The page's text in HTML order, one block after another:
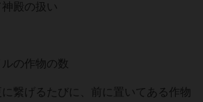
殿の扱い
の作物の数
繋げるたびに、前に置いてある作物